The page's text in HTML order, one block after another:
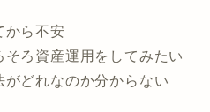
ゼント！
すめのサービスです。
多くて何からしたら良い